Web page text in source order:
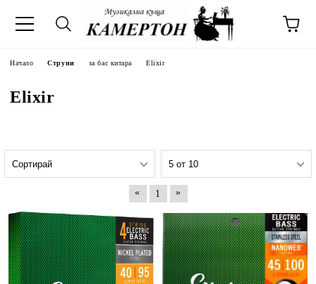
Начало Струни за бас китара Elixir
Elixir
« 1 »